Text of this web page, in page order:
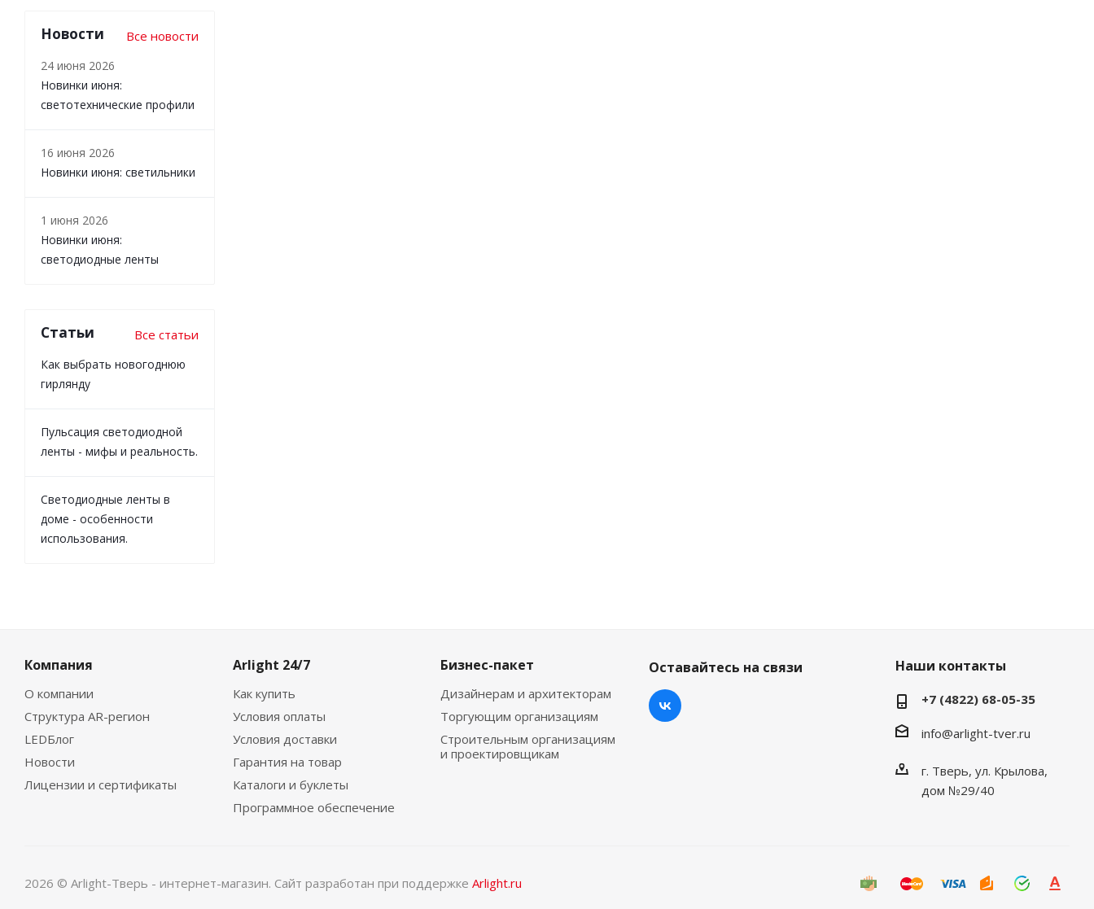
Новости Все новости
24 июня 2026
Новинки июня:
светотехнические профили
16 июня 2026
Новинки июня: светильники
1 июня 2026
Новинки июня:
светодиодные ленты
Статьи Все статьи
Как выбрать новогоднюю
гирлянду
Пульсация светодиодной
ленты - мифы и реальность.
Светодиодные ленты в
доме - особенности
использования.
Компания
О компании
Структура AR-регион
LEDБлог
Новости
Лицензии и сертификаты
Arlight 24/7
Как купить
Условия оплаты
Условия доставки
Гарантия на товар
Каталоги и буклеты
Программное обеспечение
Бизнес-пакет
Дизайнерам и архитекторам
Торгующим организациям
Строительным организациям
и проектировщикам
Оставайтесь на связи Наши контакты
+7 (4822) 68-05-35
info@arlight-tver.ru
г. Тверь, ул. Крылова,
дом №29/40
2026 © Arlight-Тверь - интернет-магазин. Сайт разработан при поддержке Arlight.ru